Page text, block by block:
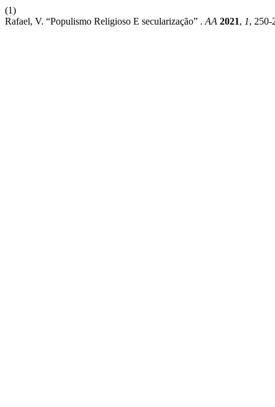
(1)
Rafael, V. “Populismo Religioso E secularização” . AA 2021, 1, 250-